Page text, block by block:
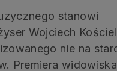
stanowi
Wojciech
nie na
Premiera widowiska